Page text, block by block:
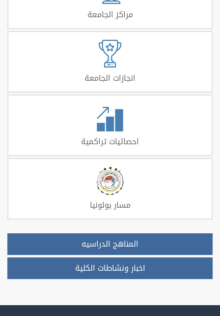
مراكز الجامعة
انجازات الجامعة
احصائيات تراكمية
مسار بولونيا
المناهج الدراسيه
اخبار ونشاطات الكلية